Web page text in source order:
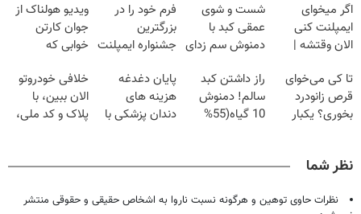
اگر میخوای
ایمپلنت کنی
الان وقتشه |
میلیون تومان!!!
شست و شوی
عمقی کبد با
دمنوش سم زدای
فرم خود را در
بزرگترین
جشنواره ایمپلنت
فقط ۲۵ میلیون
ویدیو هولناک از
جوان کارتن
خوابی که
آموزش رایگان
تا کی می‌خوای
قرص زانودرد
بخوری؟ یکبار
راز داشتن کبد
سالم! دمنوش
10 گیاه(55%
پایان دغدغه
هزینه های
دندان پزشکی با
خلافی خودروتو
الان ببین، با
پلاک و کد ملی،
نظر شما
نظرات حاوی توهین و هرگونه نسبت ناروا به اشخاص حقیقی و حقوقی منتشر